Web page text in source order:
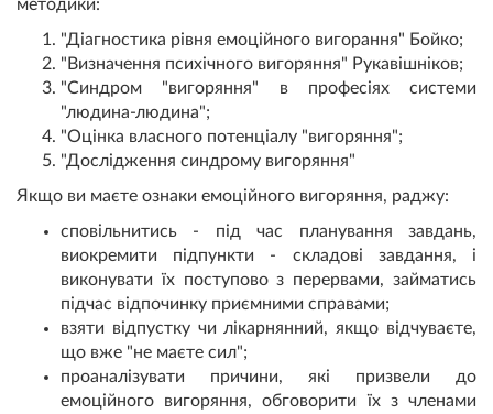
методики:
"Діагностика рівня емоційного вигорання" Бойко;
"Визначення психічного вигоряння" Рукавішніков;
"Синдром "вигоряння" в професіях системи
"людина-людина";
"Оцінка власного потенціалу "вигоряння";
"Дослідження синдрому вигоряння"
Якщо ви маєте ознаки емоційного вигоряння, раджу:
сповільнитись - під час планування завдань,
виокремити підпункти - складові завдання, і
виконувати їх поступово з перервами, займатись
підчас відпочинку приємними справами;
взяти відпустку чи лікарнянний, якщо відчуваєте,
що вже "не маєте сил";
проаналізувати причини, які призвели до
емоційного вигоряння, обговорити їх з членами